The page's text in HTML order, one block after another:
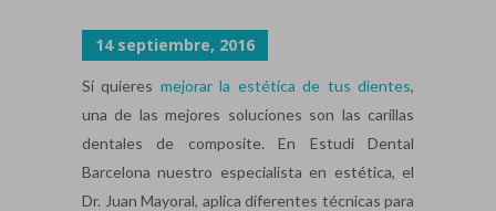
14 septiembre, 2016
Si quieres mejorar la estética de tus dientes,
una de las mejores soluciones son las carillas
dentales de composite. En Estudi Dental
Barcelona nuestro especialista en estética, el
Dr. Juan Mayoral, aplica diferentes técnicas para